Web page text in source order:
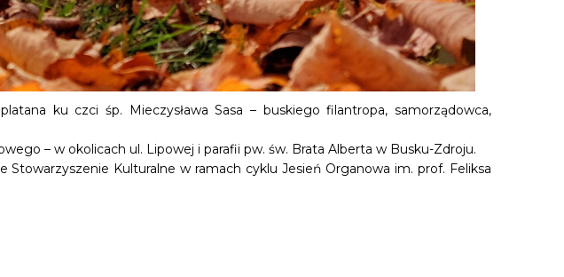
ku czci śp. Mieczysława Sasa – buskiego filantropa, samorządowca,
– w okolicach ul. Lipowej i parafii pw. św. Brata Alberta w Busku-Zdroju.
Kulturalne w ramach cyklu Jesień Organowa im. prof. Feliksa